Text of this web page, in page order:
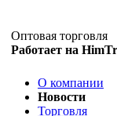
Оптовая торговля
Работает на
О компании
Новости
Торговля